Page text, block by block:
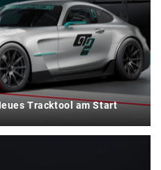
Tracktool am Start